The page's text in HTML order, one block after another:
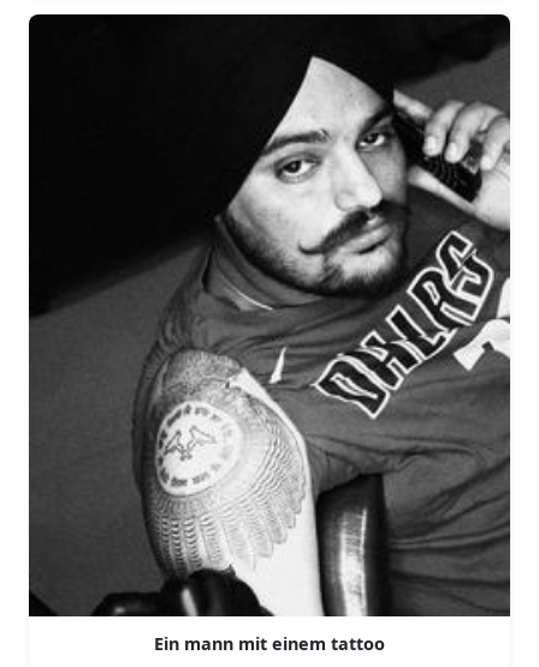
Ein mann mit einem tattoo